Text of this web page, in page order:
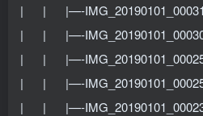
| | |—-
| | |—-
| | |—-
| | |—-
| | |—-